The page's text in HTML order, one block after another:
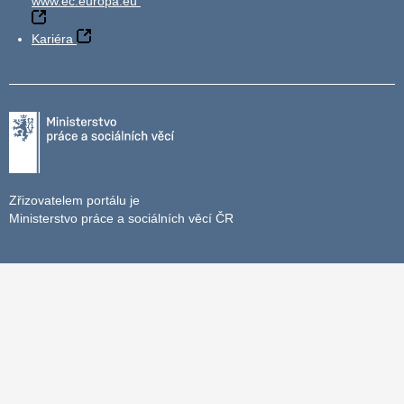
Kariéra
Zřizovatelem portálu je
Ministerstvo práce a sociálních věcí ČR